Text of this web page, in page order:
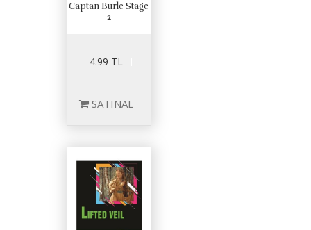
Captan Burle Stage
2
4.99 TL
SATINAL